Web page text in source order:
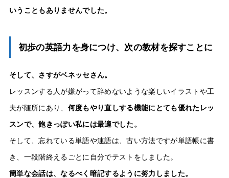
いうこともありませんでした。
初歩の英語力を身につけ、次の教材を探すことに
そして、さすがベネッセさん。
レッスンする人が嫌がって辞めないような楽しいイラストや工
夫が随所にあり、 何度もやり直しする機能にとても優れたレッ
スンで、飽きっぽい私には最適でした。
そして、忘れている単語や連語は、古い方法ですが単語帳に書
き、一段階終えるごとに自分でテストをしました。
簡単な会話は、なるべく暗記するように努力しました。